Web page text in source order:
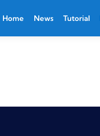
Home News Tutorial